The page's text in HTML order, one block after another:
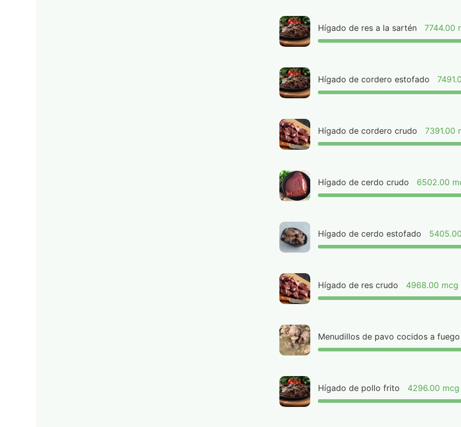
Hígado de res a la sartén 7744.00
Hígado de cordero estofado
Hígado de cordero crudo 7391.00
Hígado de cerdo crudo 6502.00
Hígado de cerdo estofado
Hígado de res crudo 4968.00 mcg
Menudillos de pavo cocidos a
Hígado de pollo frito 4296.00 mcg